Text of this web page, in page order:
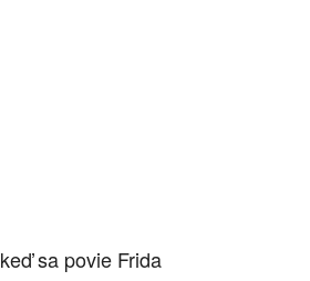
sa povie Frida